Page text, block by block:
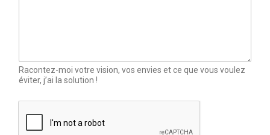
Racontez-moi votre vision, vos envies et ce que vous voulez
éviter, j’ai la solution !